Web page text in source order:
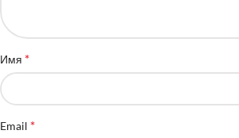
Имя *
Email *